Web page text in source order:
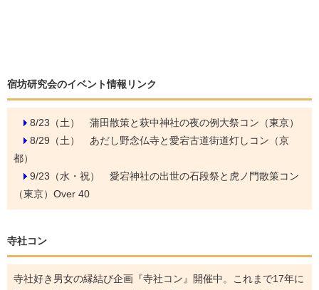
宿坊研究会のイベント情報リンク
8/23（土） 蒲田散策と萩中神社の夜の例大祭コン（東京）
8/29（土） あだし野念仏寺と愛宕古道街道灯しコン（京
都）
9/23（水・祝） 愛宕神社の出世の石段祭と虎ノ門散策コン
（東京）Over 40
寺社コン
寺社好き男女の縁結び企画『寺社コン』開催中。これまで17年に